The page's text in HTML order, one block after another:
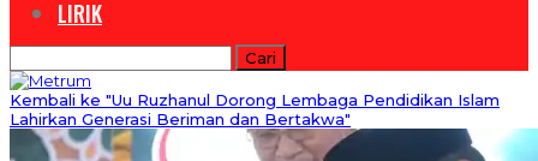
LIRIK
Kembali ke "Uu Ruzhanul Dorong Lembaga Pendidikan Islam
Lahirkan Generasi Beriman dan Bertakwa"